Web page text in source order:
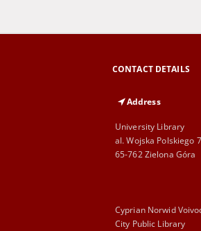
CONTACT DETAILS
Address
University Library
al. Wojska Polskiego
65-762 Zielona Góra
Cyprian Norwid
City Public Library